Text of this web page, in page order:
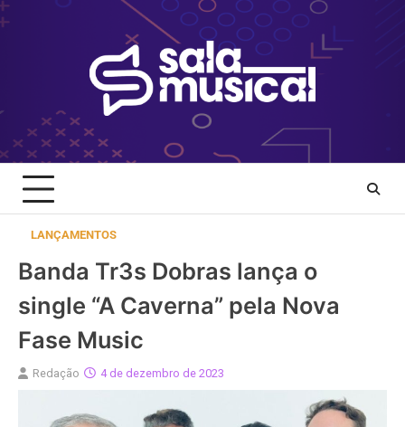
Skip
to
LANÇAMENTOS
Banda Tr3s Dobras lança o
single “A Caverna” pela Nova
Fase Music
Redação 4 de dezembro de 2023